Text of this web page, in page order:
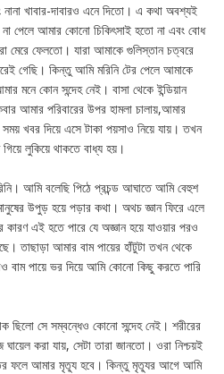
খাবার-দাবারও এনে দিতো। এ কথা অবশ্যই
না পেলে আমার কোনো চিকিৎসাই হতো না এবং বোধ
মেরে ফেলতো। যারা আমাকে গুলিস্তান চত্বরে
গেছি। কিন্তু আমি মরিনি টের পেলে আমাকে
মনে কোন সন্দেহ নেই। বাসা থেকে ইন্ডিয়ান
আমার পরিবারের উপর হামলা চালায়,আমার
খবর দিয়ে এসে টাকা পয়সাও নিয়ে যায়। তখন
লুকিয়ে থাকতে বাধ্য হয়।
আমি বলেছি পিঠে প্রচন্ড আঘাতে আমি বেহুশ
উপুড় হয়ে পড়ার কথা। অথচ জ্ঞান ফিরে এলে
এই হতে পারে যে অজ্ঞান হয়ে যাওয়ার পরও
তাছাড়া আমার বাম পায়ের হাঁটুটা তখন থেকে
পায়ে ভর দিয়ে আমি কোনো কিছু করতে পারি
ছিলো সে সম্বন্ধেও কোনো সন্দেহ নেই। শরীরের
করা যায়, সেটা তারা জানতো। ওরা নিশ্চয়ই
ফলে আমার মৃত্যূ হবে। কিন্তু মৃত্যূর আগে আমি